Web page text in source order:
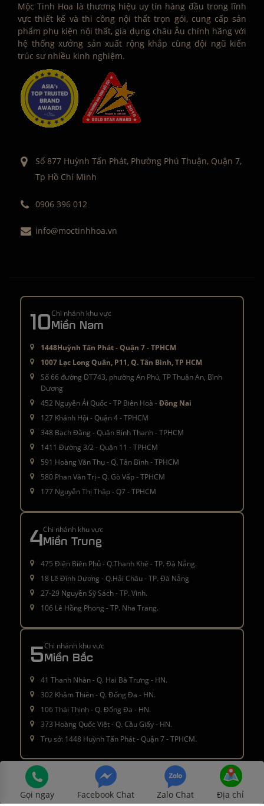
Gọi ngay Facebook Chat Zalo Chat Địa chỉ
Mộc Tinh Hoa là thương hiệu uy tín hàng đầu trong lĩnh
vực thiết kế và thi công nội thất trọn gói, cung cấp sản
phẩm phụ kiện nội thất, gia dụng châu Âu chính hãng với
hệ thống xưởng sản xuất rộng khắp cùng đội ngũ kiến
trúc sư nhiều kinh nghiệm.
Số 877 Huỳnh Tấn Phát, Phường Phú Thuận, Quận 7,
Tp Hồ Chí Minh
0906 396 012
info@moctinhhoa.vn
10Chi nhánh khu vực
Miền Nam
1448Huỳnh Tấn Phát - Quận 7 - TPHCM
1007 Lạc Long Quân, P11, Q. Tân Bình, TP HCM
Số 66 đường DT743, phường An Phú, TP Thuận An, Bình
Dương
452 Nguyễn Ái Quốc - TP Biên Hoà -Đồng Nai
127 Khánh Hội - Quận 4 - TPHCM
348 Bạch Đằng - Quận Bình Thạnh - TPHCM
1411 Đường 3/2 - Quận 11 - TPHCM
591 Hoàng Văn Thụ - Q. Tân Bình - TPHCM
580 Phan Văn Trị - Q. Gò Vấp - TPHCM
177 Nguyễn Thị Thập - Q7 - TPHCM
4Chi nhánh khu vực
Miền Trung
475 Điện Biên Phủ - Q.Thanh Khê - TP. Đà Nẵng.
18 Lê Đình Dương - Q.Hải Châu - TP. Đà Nẵng
27-29 Nguyễn Sỹ Sách - TP. Vinh.
106 Lê Hồng Phong - TP. Nha Trang.
5Chi nhánh khu vực
Miền Bắc
41 Thanh Nhàn - Q. Hai Bà Trưng - HN.
302 Khâm Thiên - Q. Đống Đa - HN.
106 Thái Thịnh - Q. Đống Đa - HN.
373 Hoàng Quốc Việt - Q. Cầu Giấy - HN.
Trụ sở: 1448 Huỳnh Tấn Phát - Quận 7 - TPHCM.
Â© 2016 - 2021 moctinhhoa.vn . All rights reserved